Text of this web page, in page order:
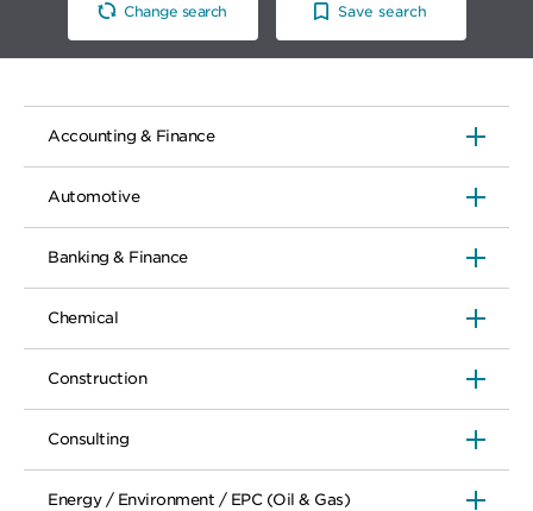
Change search Save search
Accounting & Finance
Automotive
Banking & Finance
Chemical
Construction
Consulting
Energy / Environment / EPC (Oil & Gas)